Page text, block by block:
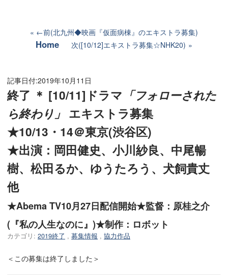
←前(北九州◆映画『仮面病棟』のエキストラ募集)
Home 次([10/12]エキストラ募集☆NHK20)
記事日付:2019年10月11日
終了 ＊ [10/11]ドラマ 「フォローされた
ら終わり」 エキストラ募集
★10/13・14＠東京(渋谷区)
★出演：岡田健史、小川紗良、中尾暢
樹、松田るか、ゆうたろう、犬飼貴丈
他
★Abema TV10月27日配信開始★監督：原桂之介
(『私の人生なのに』)★制作：ロボット
カテゴリ: 2019終了 , 募集情報 , 協力作品
＜この募集は終了しました＞